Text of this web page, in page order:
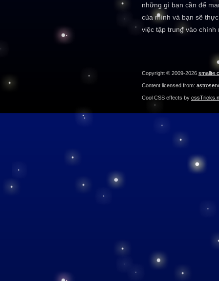
những gì bạn cần để
của mình và bạn sẽ
việc tập trung vào
Copyright © 2009-2026
Content licensed from:
Cool CSS effects by